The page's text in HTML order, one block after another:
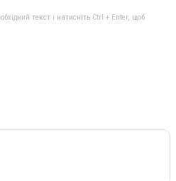
текст і натисніть Ctrl + Enter, щоб